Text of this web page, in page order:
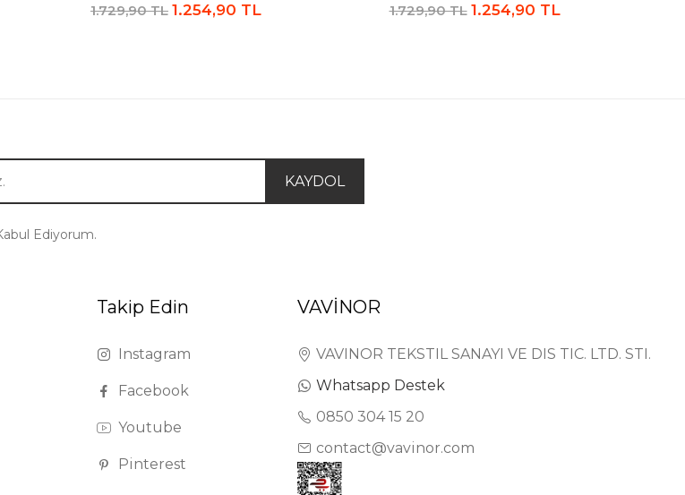
1.729,90 TL 1.254,90 TL 1.729,90 TL 1.254,90 TL
KAYDOL
Ediyorum.
Takip Edin
Instagram
Facebook
Youtube
Pinterest
VAVİNOR
VAVINOR TEKSTIL SANAYI VE DIS TIC. LTD. STI.
Whatsapp Destek
0850 304 15 20
contact@vavinor.com